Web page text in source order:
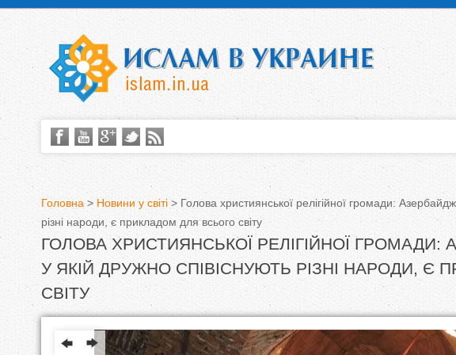
В
и
є
Головна > Новини у світі > Голова християнської релігійної громади:
різні народи, є прикладом для всього світу
ГОЛОВА ХРИСТИЯНСЬКОЇ РЕЛІГІЙНОЇ ГРОМАДИ:
У ЯКІЙ ДРУЖНО СПІВІСНУЮТЬ РІЗНІ НАРОДИ, Є
СВІТУ